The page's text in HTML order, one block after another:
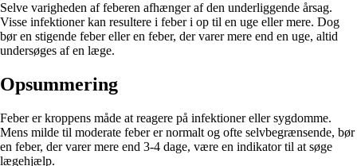
Selve varigheden af feberen afhænger af den underliggende årsag.
Visse infektioner kan resultere i feber i op til en uge eller mere. Dog
bør en stigende feber eller en feber, der varer mere end en uge, altid
undersøges af en læge.
Opsummering
Feber er kroppens måde at reagere på infektioner eller sygdomme.
Mens milde til moderate feber er normalt og ofte selvbegrænsende, bør
en feber, der varer mere end 3-4 dage, være en indikator til at søge
lægehjælp.